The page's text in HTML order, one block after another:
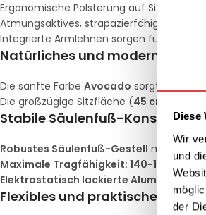
Diese
Wir
und
der
Ergonomische Polsterung auf Sitzfläche
Atmungsaktives, strapazierfähiges
Integrierte Armlehnen sorgen für
Natürliches und modernes
Die sanfte Farbe Avocado sorgt für eine
Die großzügige Sitzfläche (45 cm Breite,
Stabile Säulenfuß-
Robustes Säulenfuß-Gestell mit einem
Maximale Tragfähigkeit: 140-150 kg,
Elektrostatisch lackierte
Flexibles und praktisches